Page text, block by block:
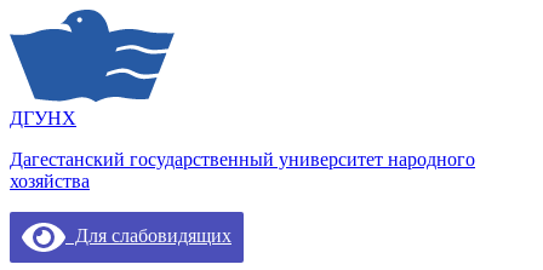
ДГУНХ
Дагестанский государственный университет народного
хозяйства
Для слабовидящих